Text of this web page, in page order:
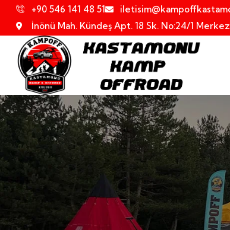
+90 546 141 48 51
İnönü Mah. Kündeş Apt. 18 Sk. No:24/1